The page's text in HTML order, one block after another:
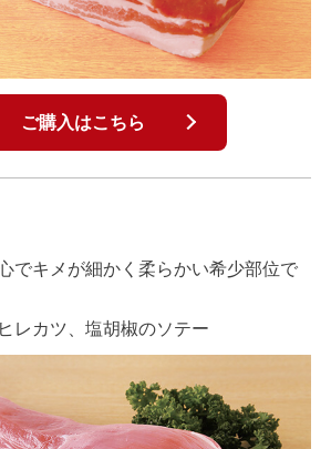
ご購入はこちら
でキメが細かく柔らかい希少部位で
ヒレカツ、塩胡椒のソテー